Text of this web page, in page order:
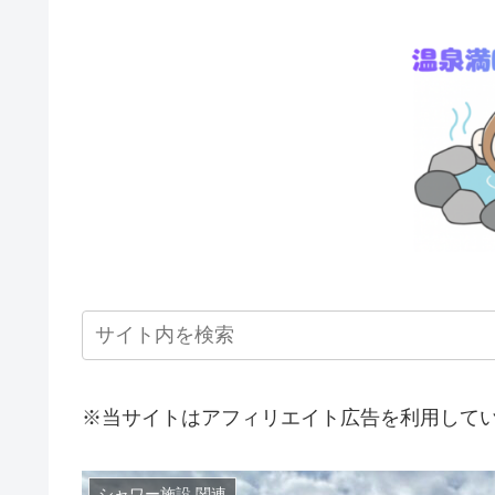
※当サイトはアフィリエイト広告を利用して